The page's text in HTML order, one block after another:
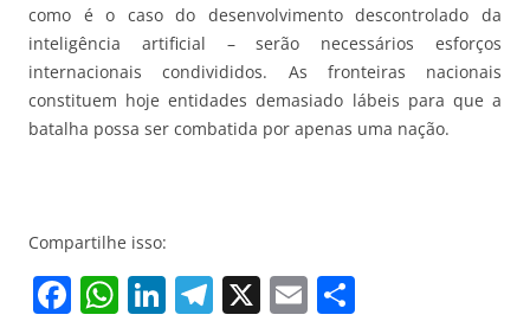
como é o caso do desenvolvimento descontrolado da
inteligência artificial – serão necessários esforços
internacionais condivididos. As fronteiras nacionais
constituem hoje entidades demasiado lábeis para que a
batalha possa ser combatida por apenas uma nação.
Compartilhe isso:
F W Li T X E